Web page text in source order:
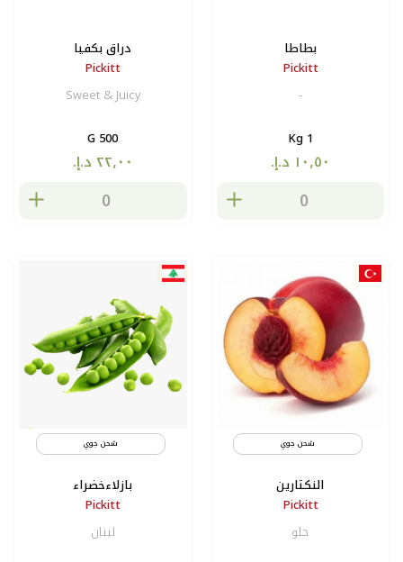
بطاطا
Pickitt
-
1 Kg
دراق بكفيا
Pickitt
Sweet & Juicy
500 G
شحن جوي
النكتارين
Pickitt
حلو
شحن جوي
بازلاءخضراء
Pickitt
لبنان